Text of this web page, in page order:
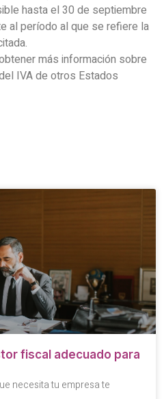
hasta el 30 de septiembre
al período al que se refiere la
más información sobre
IVA de otros Estados
fiscal adecuado para
necesita tu empresa te